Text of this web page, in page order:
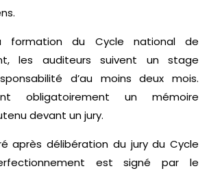
formation du Cycle national de
les auditeurs suivent un stage
d’au moins deux mois.
obligatoirement un mémoire
devant un jury.
après délibération du jury du Cycle
est signé par le